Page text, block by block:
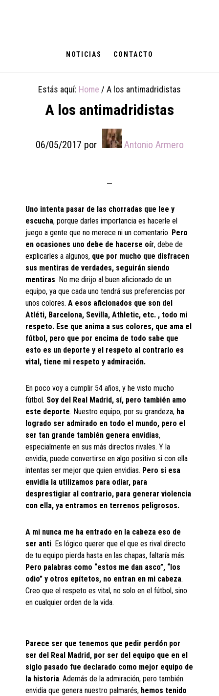
NOTICIAS CONTACTO
Estás aquí: Home / A los antimadridistas
A los antimadridistas
06/05/2017 por Antonio Armero
Uno intenta pasar de las chorradas que lee y
escucha, porque darles importancia es hacerle el
juego a gente que no merece ni un comentario. Pero
en ocasiones uno debe de hacerse oír, debe de
explicarles a algunos, que por mucho que disfracen
sus mentiras de verdades, seguirán siendo
mentiras. No me dirijo al buen aficionado de un
equipo, ya que cada uno tendrá sus preferencias por
unos colores. A esos aficionados que son del
Atléti, Barcelona, Sevilla, Athletic, etc. , todo mi
respeto. Ese que anima a sus colores, que ama el
fútbol, pero que por encima de todo sabe que
esto es un deporte y el respeto al contrario es
vital, tiene mi respeto y admiración.
En poco voy a cumplir 54 años, y he visto mucho
fútbol. Soy del Real Madrid, sí, pero también amo
este deporte. Nuestro equipo, por su grandeza, ha
logrado ser admirado en todo el mundo, pero el
ser tan grande también genera envidias,
especialmente en sus más directos rivales. Y la
envidia, puede convertirse en algo positivo si con ella
intentas ser mejor que quien envidias. Pero si esa
envidia la utilizamos para odiar, para
desprestigiar al contrario, para generar violencia
con ella, ya entramos en terrenos peligrosos.
A mi nunca me ha entrado en la cabeza eso de
ser anti. Es lógico querer que el que es rival directo
de tu equipo pierda hasta en las chapas, faltaría más.
Pero palabras como “estos me dan asco”, “los
odio” y otros epítetos, no entran en mi cabeza.
Creo que el respeto es vital, no solo en el fútbol, sino
en cualquier orden de la vida.
Parece ser que tenemos que pedir perdón por
ser del Real Madrid, por ser del equipo que en el
siglo pasado fue declarado como mejor equipo de
la historia. Además de la admiración, pero también
envidia que genera nuestro palmarés, hemos tenido